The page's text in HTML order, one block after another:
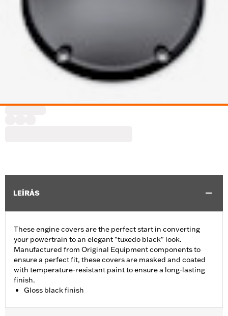
LEÍRÁS
These engine covers are the perfect start in converting
your powertrain to an elegant "tuxedo black" look.
Manufactured from Original Equipment components to
ensure a perfect fit, these covers are masked and coated
with temperature-resistant paint to ensure a long-lasting
finish.
Gloss black finish